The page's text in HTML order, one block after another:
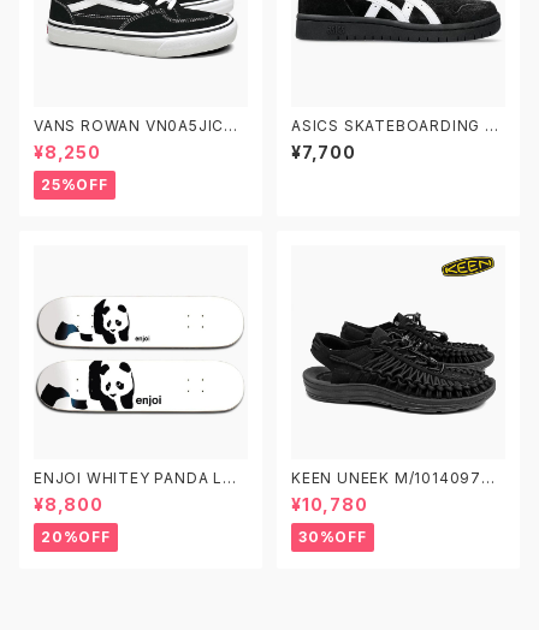
VANS ROWAN VN0A5JIC6B
T BLACK/TRUE WHITE 22.5
-29.0 ヴァンズ スケート ローワ
ン スケシュー スケートシューズ
¥8,250
25%OFF
ASICS SKATEBOARDING JA
PAN PRO PS 1204A149.001
アシックス スケートボーディング
¥7,700
ENJOI WHITEY PANDA LOG
O エンジョイ スケートボード デ
ッキ スケボー7.5 7.75 8.0 8.2
5 8.5 子供用 キッズ
¥8,800
20%OFF
KEEN UNEEK M/1014097
W/1014099 キーン ユニーク
¥10,780
30%OFF